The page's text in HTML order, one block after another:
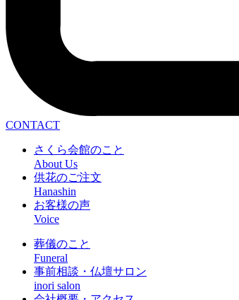
CONTACT
さくら会館のこと
About Us
供花のご注文
Hanashin
お客様の声
Voice
葬儀のこと
Funeral
事前相談・仏壇サロン
inori salon